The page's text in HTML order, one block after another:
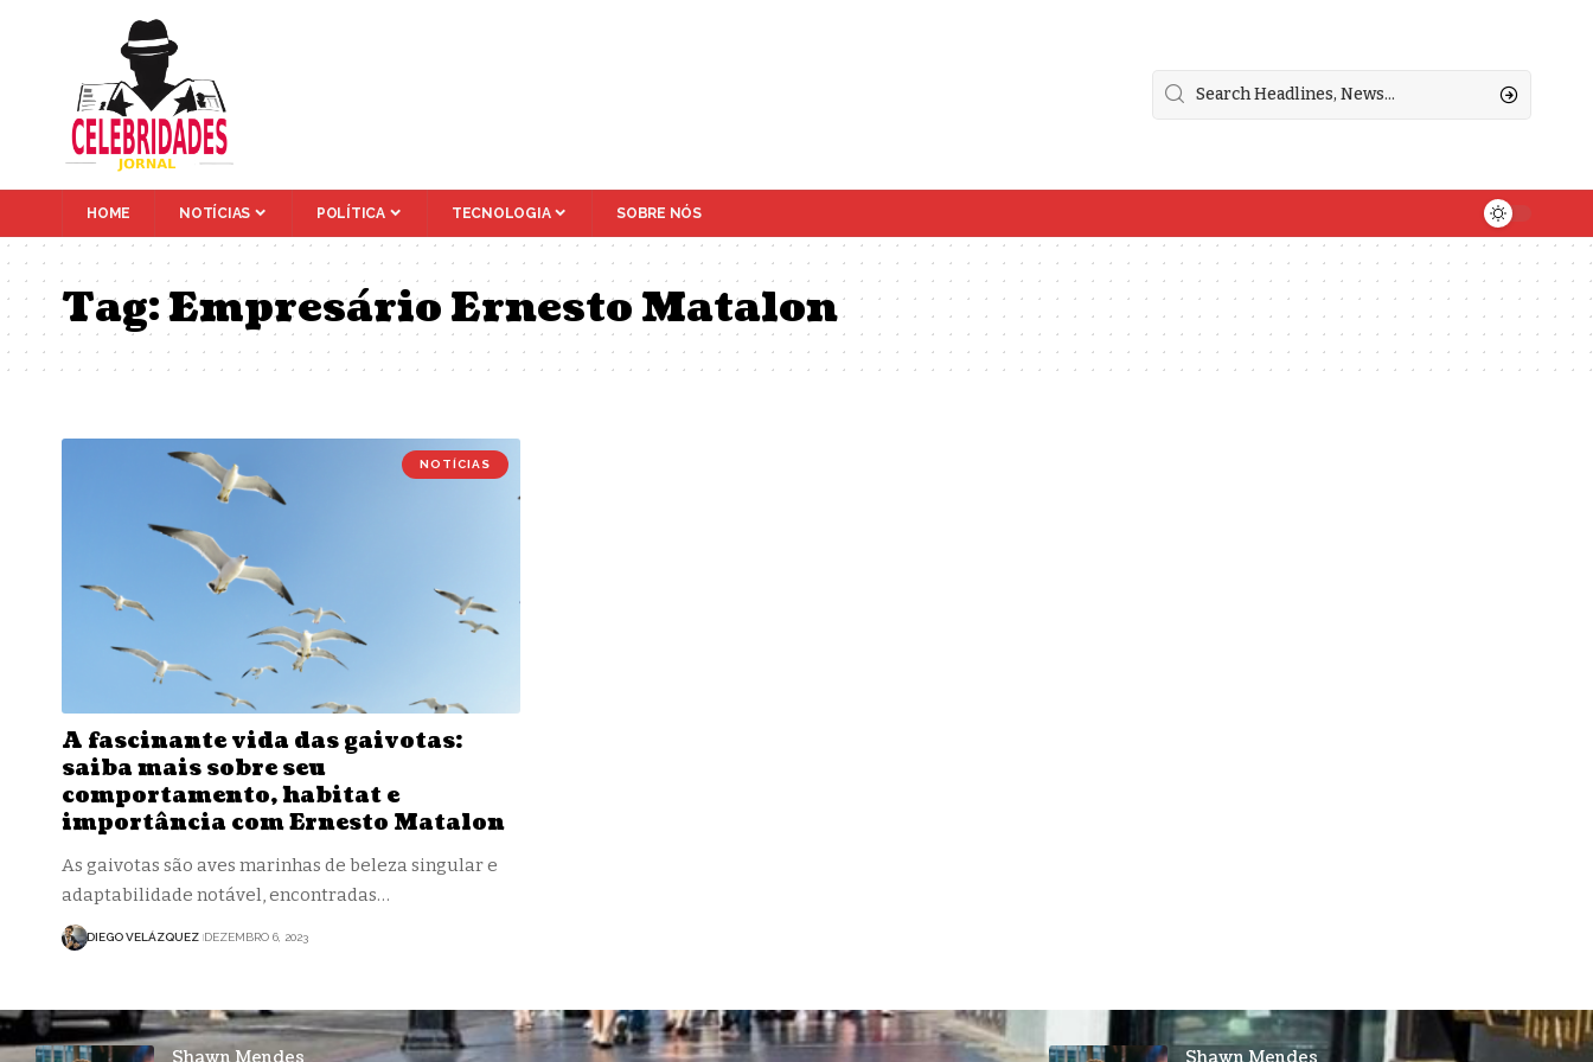
HOME NOTÍCIAS POLÍTICA TECNOLOGIA SOBRE NÓS
Tag:Empresário Ernesto Matalon
NOTÍCIAS
A fascinante vida das gaivotas:
saiba mais sobre seu
comportamento, habitat e
importância com Ernesto Matalon
As gaivotas são aves marinhas de beleza singular e
adaptabilidade notável, encontradas…
DIEGO VELÁZQUEZ DEZEMBRO 6, 2023